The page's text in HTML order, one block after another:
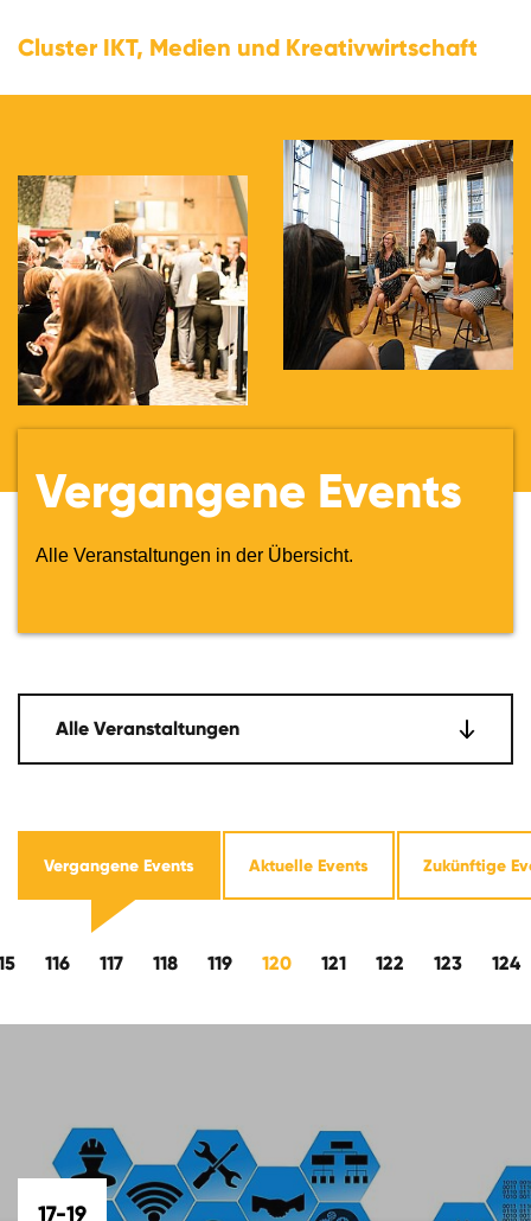
Cluster IKT, Medien und Kreativwirtschaft
Vergangene Events
Alle Veranstaltungen in der Übersicht.
Vergangene Events Aktuelle Events Zukünftige
Alle Veranstaltungen
116 117 118 119 120 121 122 123 124
17-19